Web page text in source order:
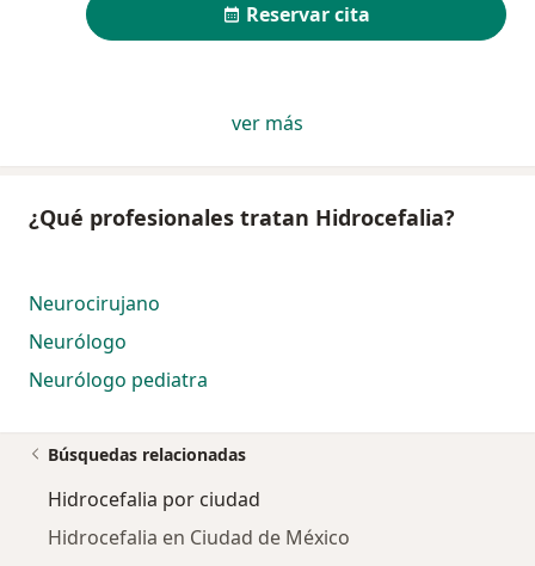
Reservar cita
ver más
¿Qué profesionales tratan Hidrocefalia?
Neurocirujano
Neurólogo
Neurólogo pediatra
Búsquedas relacionadas
Hidrocefalia por ciudad
Hidrocefalia en Ciudad de México